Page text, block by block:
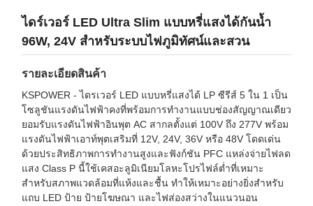
ไดร์เวอร์ LED Ultra Slim แบบหรี่แสงได้กันน้ำ
96W, 24V สำหรับระบบไฟภูมิทัศน์และสวน
รายละเอียดสินค้า
KSPOWER - ไดรเวอร์ LED แบบหรี่แสงได้ LP ซีรีส์ 5 ใน 1 เป็น
โซลูชันแรงดันไฟฟ้าคงที่พร้อมการทำงานแบบช่องสัญญาณเดียว
ยอมรับแรงดันไฟฟ้าอินพุต AC สากลตั้งแต่ 100V ถึง 277V พร้อม
แรงดันไฟฟ้าเอาท์พุตเสริมที่ 12V, 24V, 36V หรือ 48V โดดเด่น
ด้วยประสิทธิภาพการทำงานสูงและฟังก์ชัน PFC แหล่งจ่ายไฟลด
แสง Class P นี้ใช้เคสอะลูมิเนียมโลหะโปรไฟล์ต่ำที่เหมาะ
สำหรับสภาพแวดล้อมที่แห้งและชื้น ทำให้เหมาะอย่างยิ่งสำหรับ
แถบ LED ป้าย ป้ายโฆษณา และไฟส่องสว่างในแนวนอน